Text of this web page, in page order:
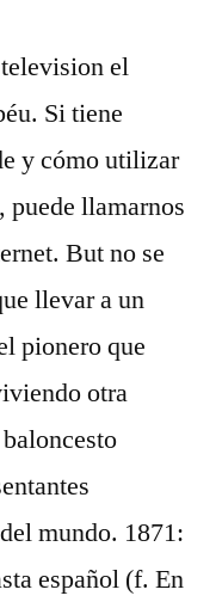
el
Si tiene
y cómo utilizar
puede llamarnos
But no se
llevar a un
pionero que
otra
mundo. 1871:
español (f. En